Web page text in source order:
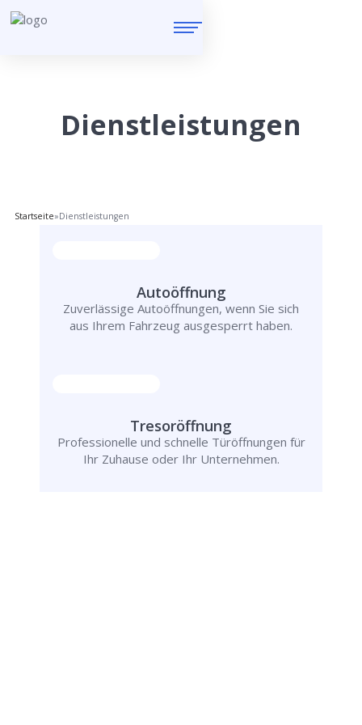
Dienstleistungen
Startseite»Dienstleistungen
Autoöffnung
Zuverlässige Autoöffnungen, wenn Sie sich
aus Ihrem Fahrzeug ausgesperrt haben.
Tresoröffnung
Professionelle und schnelle Türöffnungen für
Ihr Zuhause oder Ihr Unternehmen.